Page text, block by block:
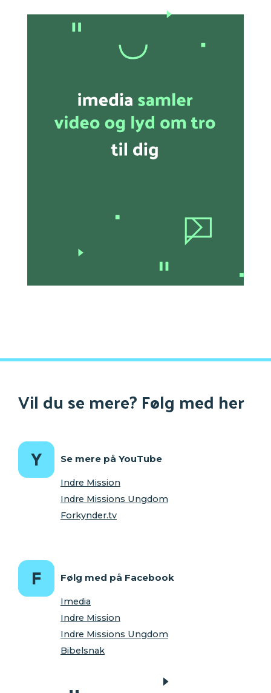
Vil du se mere? Følg med her
Se mere på YouTube
Indre Mission
Indre Missions Ungdom
Forkynder.tv
Følg med på Facebook
Imedia
Indre Mission
Indre Missions Ungdom
Bibelsnak